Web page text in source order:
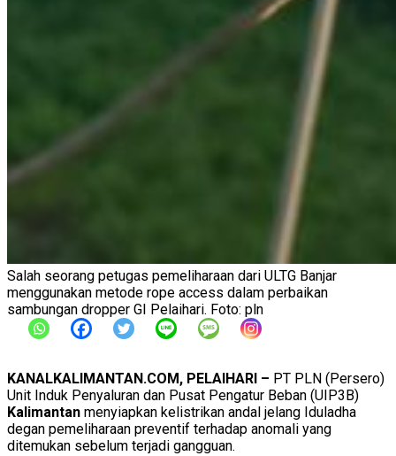
Salah seorang petugas pemeliharaan dari ULTG Banjar
menggunakan metode rope access dalam perbaikan
sambungan dropper GI Pelaihari. Foto: pln
KANALKALIMANTAN.COM, PELAIHARI – PT PLN (Persero)
Unit Induk Penyaluran dan Pusat Pengatur Beban (UIP3B)
Kalimantan menyiapkan kelistrikan andal jelang Iduladha
degan pemeliharaan preventif terhadap anomali yang
ditemukan sebelum terjadi gangguan.